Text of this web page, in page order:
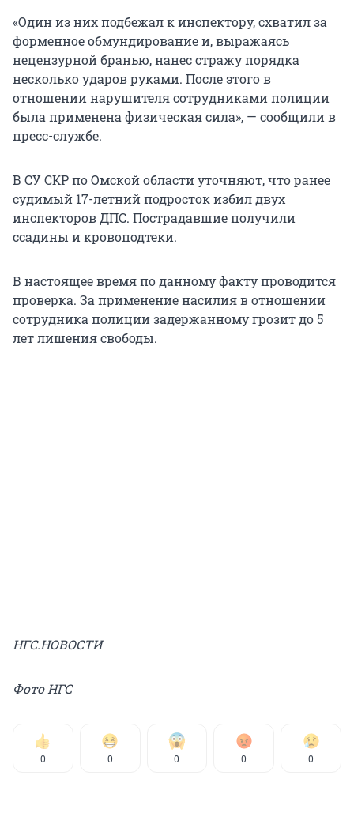
«Один из них подбежал к инспектору, схватил за
форменное обмундирование и, выражаясь
нецензурной бранью, нанес стражу порядка
несколько ударов руками. После этого в
отношении нарушителя сотрудниками полиции
была применена физическая сила», — сообщили в
пресс-службе.
В СУ СКР по Омской области уточняют, что ранее
судимый 17-летний подросток избил двух
инспекторов ДПС. Пострадавшие получили
ссадины и кровоподтеки.
В настоящее время по данному факту проводится
проверка. За применение насилия в отношении
сотрудника полиции задержанному грозит до 5
лет лишения свободы.
НГС.НОВОСТИ
Фото НГС
0 0 0 0 0